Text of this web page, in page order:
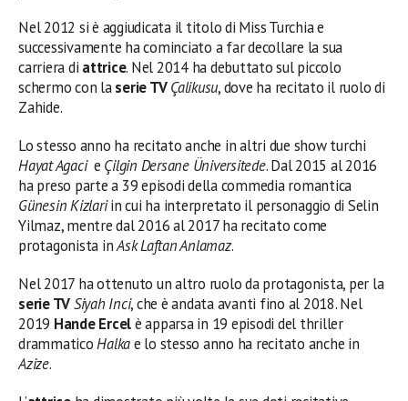
Nel 2012 si è aggiudicata il titolo di Miss Turchia e
successivamente ha cominciato a far decollare la sua
carriera di attrice. Nel 2014 ha debuttato sul piccolo
schermo con laserie TVÇalikusu, dove ha recitato il ruolo di
Zahide.
Lo stesso anno ha recitato anche in altri due show turchi
Hayat Agaci e Çilgin Dersane Üniversitede. Dal 2015 al 2016
ha preso parte a 39 episodi della commedia romantica
Günesin Kizlariin cui ha interpretato il personaggio di Selin
Yilmaz, mentre dal 2016 al 2017 ha recitato come
protagonista inAsk Laftan Anlamaz.
Nel 2017 ha ottenuto un altro ruolo da protagonista, per la
serie TVSiyah Inci, che è andata avanti fino al 2018. Nel
2019 Hande Ercelè apparsa in 19 episodi del thriller
drammaticoHalkae lo stesso anno ha recitato anche in
Azize.